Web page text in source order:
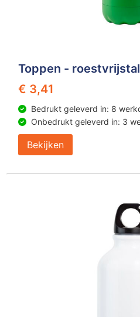
Toppen -
€ 3,41
Bedrukt geleverd in: 8
Onbedrukt geleverd in: 3
Bekijken